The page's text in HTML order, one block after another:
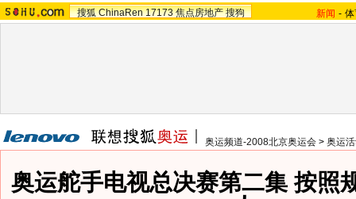
搜狐 ChinaRen 17173 焦点房地产 搜狗 新闻 -
奥运频道-2008北京奥运会 > 奥运
奥运舵手电视总决赛第二集 按照